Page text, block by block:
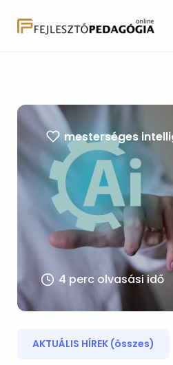
mesterséges
4 perc olvasási idő
AKTUÁLIS HÍREK (összes)